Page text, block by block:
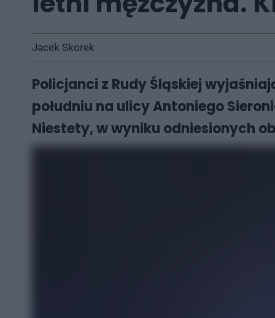
Jacek Skorek
Policjanci z Rudy Śląskiej
południu na ulicy Antoniego
Niestety, w wyniku odniesionych